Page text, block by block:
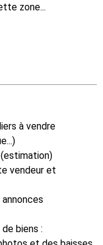
zone...
à vendre
vendeur et
biens :